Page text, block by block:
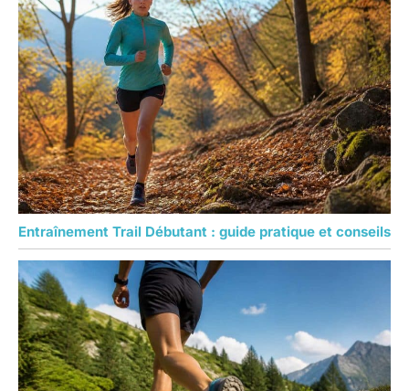
Entraînement Trail Débutant : guide pratique et conseils